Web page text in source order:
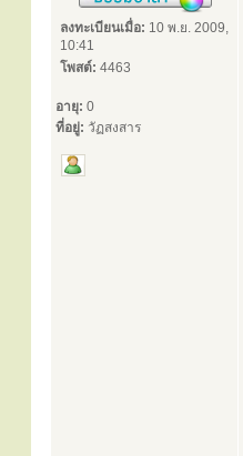
ลงทะเบียนเมื่อ: 10 พ.ย. 2009,
10:41
โพสต์: 4463
อายุ: 0
ที่อยู่: วัฏสงสาร